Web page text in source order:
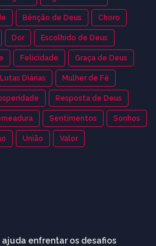
Bênção de Deus Choro
Dor Escolhido de Deus
Felicidade Graça de Deus
Lutas Diárias Mulher de Fé
Resposta de Deus
Sentimentos Sonhos
União Valor
ajuda enfrentar os desafios